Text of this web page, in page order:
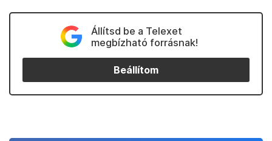
Állítsd be a Telexet
megbízható forrásnak!
Beállítom